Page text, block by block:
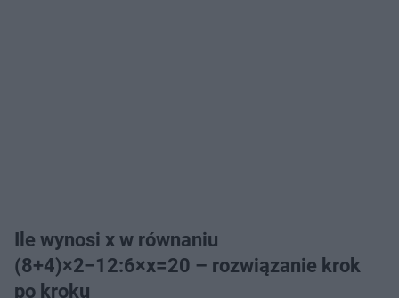
Ile wynosi x w równaniu
(8+4)×2−12:6×x=20 – rozwiązanie krok
po kroku